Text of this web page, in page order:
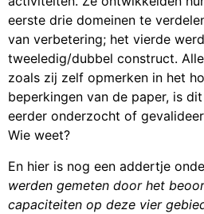
eerste drie domeinen te
van verbetering; het vierde
tweeledig/dubbel construct.
zoals zij zelf opmerken in het
beperkingen van de paper, is
eerder onderzocht of
Wie weet?
En hier is nog een addertje
werden gemeten door het
capaciteiten op deze vier